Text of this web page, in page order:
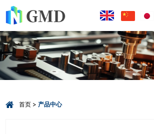
Select Language ▼
首页 产品中心